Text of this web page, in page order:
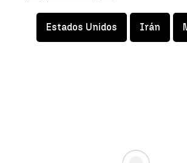
Estados Unidos Irán